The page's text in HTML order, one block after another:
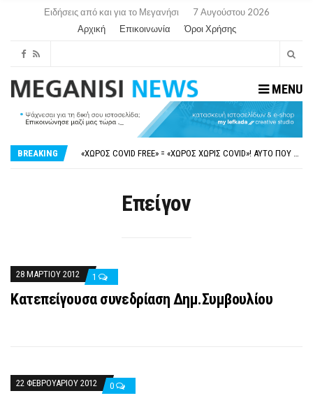
Ειδήσεις από και για το Μεγανήσι
7 Αυγούστου 2026
Αρχική
Επικοινωνία Όροι Χρήσης
MENU
BREAKING
FAKE NEWS ΓΙΑ ΤΟ ΛΙΓΝΙΤΙΚΌ ΣΤΑΘΜΌ ΠΤΟΛΕΜΑΪ́ΔΑ 5 ΚΑΙ ΤΗΝ ΕΝΕΡΓΕΙΑΚΉ ΑΣΦΆΛΕΙΑ ΤΗΣ ΧΏΡΑΣ
Επείγον
28 ΜΑΡΤΊΟΥ 2012 1
Κατεπείγουσα συνεδρίαση Δημ.Συμβουλίου
22 ΦΕΒΡΟΥΑΡΊΟΥ 2012 0